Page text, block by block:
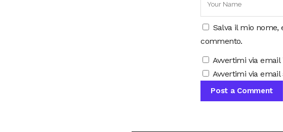
Salva il mio
commento.
Avvertimi via
Avvertimi via